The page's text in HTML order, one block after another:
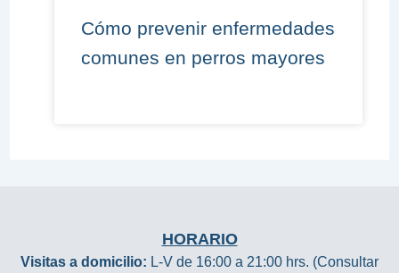
Cómo prevenir enfermedades
comunes en perros mayores
HORARIO
Visitas a domicilio: L-V de 16:00 a 21:00 hrs. (Consultar